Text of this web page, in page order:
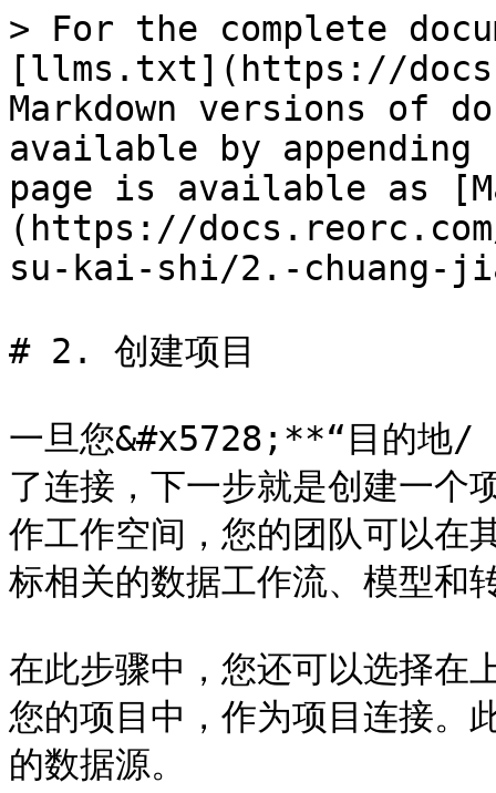
> For the complete
[llms.txt](https://
Markdown versions of
available by
page is available as
(https://
su-kai-shi/2.-chuang-
# 2. 创建项目
一旦您&#x5728;**“目的
了连接，下一步就是创建一
作工作空间，您的团队可以在
标相关的数据工作流、模型和
在此步骤中，您还可以选择在
您的项目中，作为项目连接。
的数据源。